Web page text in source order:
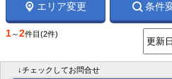
エリア変更 条件
1～2件目 (2件)
↓チェックしてお問合せ